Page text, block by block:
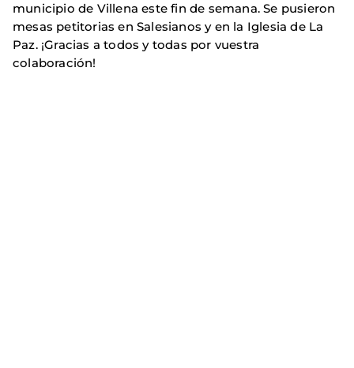
municipio de Villena este fin de semana. Se pusieron
mesas petitorias en Salesianos y en la Iglesia de La
Paz. ¡Gracias a todos y todas por vuestra
colaboración!